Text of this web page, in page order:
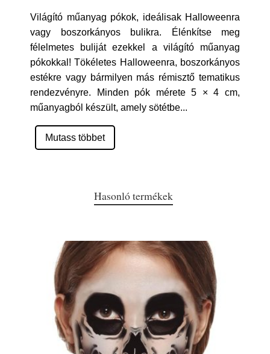
Világító műanyag pókok, ideálisak Halloweenra
vagy boszorkányos bulikra. Élénkítse meg
félelmetes buliját ezekkel a világító műanyag
pókokkal! Tökéletes Halloweenra, boszorkányos
estékre vagy bármilyen más rémisztő tematikus
rendezvényre. Minden pók mérete 5 × 4 cm,
műanyagból készült, amely sötétbe...
Mutass többet
Hasonló termékek